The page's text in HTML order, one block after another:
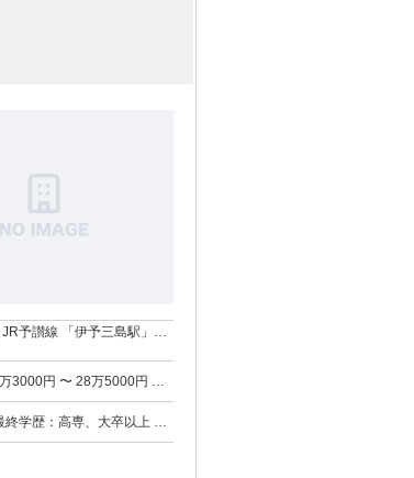
予讃線 「伊予三島駅」駅
時間 ■香川県仲多度郡 ■愛
エリアからでも通いやす
学歴：高専、大卒以上 ★